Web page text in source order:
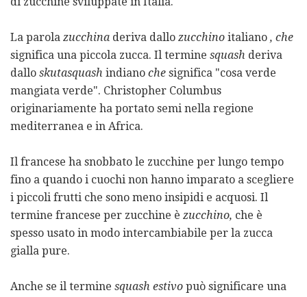
La parola zucchina deriva dallo zucchino italiano , che
significa una piccola zucca. Il termine squash deriva
dallo skutasquash indiano che significa "cosa verde
mangiata verde". Christopher Columbus
originariamente ha portato semi nella regione
mediterranea e in Africa.
Il francese ha snobbato le zucchine per lungo tempo
fino a quando i cuochi non hanno imparato a scegliere
i piccoli frutti che sono meno insipidi e acquosi. Il
termine francese per zucchine è zucchino, che è
spesso usato in modo intercambiabile per la zucca
gialla pure.
Anche se il termine squash estivo può significare una